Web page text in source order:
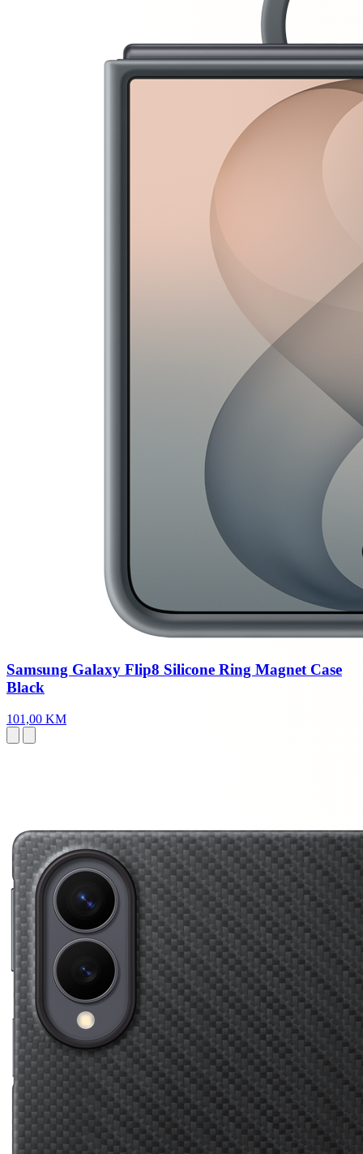
Samsung Galaxy Flip8 Silicone Ring Magnet Case
Black
101,00 KM